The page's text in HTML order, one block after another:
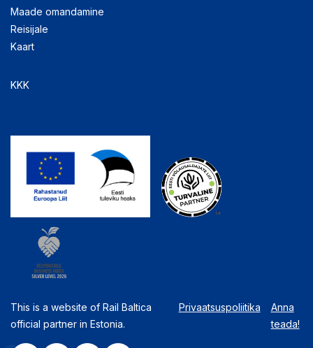
Maade omandamine
Reisijale
Kaart
KKK
This is a website of Rail Baltica
official partner in Estonia.
Privaatsuspoliitika
Anna
teada!